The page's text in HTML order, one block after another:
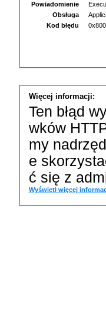
Powiadomienie
Obsługa
Kod błędu
Więcej informacji:
Ten błąd
wków
my
e
ć się z
Wyświetl więcej